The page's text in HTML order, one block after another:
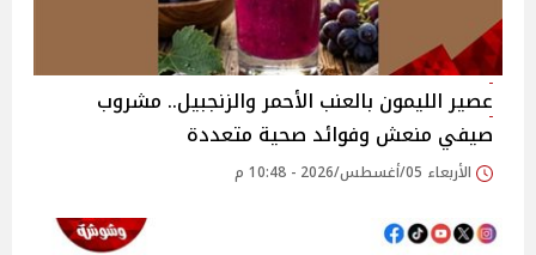
عصير الليمون بالعنب الأحمر والزنجبيل.. مشروب
صيفي منعش وفوائد صحية متعددة
الأربعاء 05/أغسطس/2026 - 10:48 م